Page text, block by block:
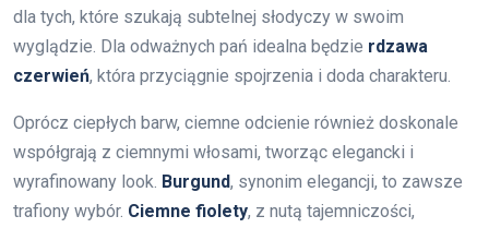
dla tych, które szukają subtelnej słodyczy w swoim
wyglądzie. Dla odważnych pań idealna będzie rdzawa
czerwień, która przyciągnie spojrzenia i doda charakteru.
Oprócz ciepłych barw, ciemne odcienie również doskonale
współgrają z ciemnymi włosami, tworząc elegancki i
wyrafinowany look. Burgund, synonim elegancji, to zawsze
trafiony wybór. Ciemne fiolety, z nutą tajemniczości,